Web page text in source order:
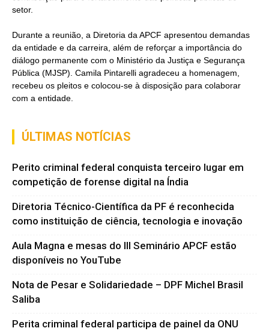
setor.
Durante a reunião, a Diretoria da APCF apresentou demandas
da entidade e da carreira, além de reforçar a importância do
diálogo permanente com o Ministério da Justiça e Segurança
Pública (MJSP). Camila Pintarelli agradeceu a homenagem,
recebeu os pleitos e colocou-se à disposição para colaborar
com a entidade.
ÚLTIMAS NOTÍCIAS
Perito criminal federal conquista terceiro lugar em
competição de forense digital na Índia
Diretoria Técnico-Científica da PF é reconhecida
como instituição de ciência, tecnologia e inovação
Aula Magna e mesas do III Seminário APCF estão
disponíveis no YouTube
Nota de Pesar e Solidariedade – DPF Michel Brasil
Saliba
Perita criminal federal participa de painel da ONU